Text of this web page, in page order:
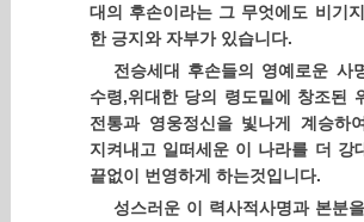
대의 후손이라는 그 무엇에도 비기
한 긍지와 자부가 있습니다.
전승세대 후손들의 영예로운 사
수령,위대한 당의 령도밑에 창조된
전통과 영웅정신을 빛나게 계승하
지켜내고 일떠세운 이 나라를 더 강
끝없이 번영하게 하는것입니다.
성스러운 이 력사적사명과 본분